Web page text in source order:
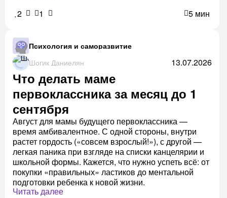
2
1 5 мин
Психология и саморазвитие
Шогик Даниелян
13.07.2026
Что делать маме
первоклассника за месяц до 1
сентября
Август для мамы будущего первоклассника —
время амбивалентное. С одной стороны, внутри
растет гордость («совсем взрослый!»), с другой —
легкая паника при взгляде на списки канцелярии и
школьной формы. Кажется, что нужно успеть всё: от
покупки «правильных» ластиков до ментальной
подготовки ребенка к новой жизни.
Читать далее